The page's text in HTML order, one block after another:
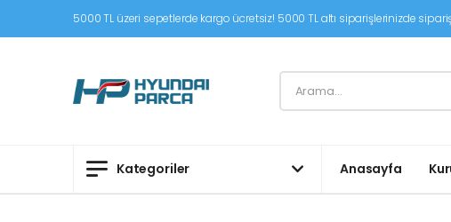
5000 TL üzeri sepetlerde kargo ücretsiz! 5000 TL altı siparişlerinizde
Kategoriler Anasayfa